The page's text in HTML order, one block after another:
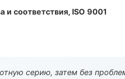
и соответствия, ISO 9001
серию, затем без